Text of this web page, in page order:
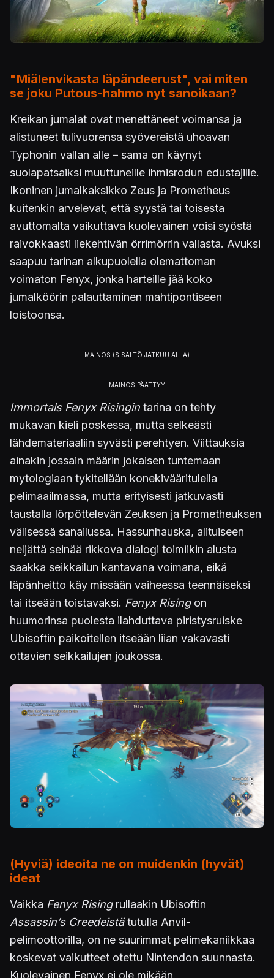
"Miälenvikasta läpändeerust", vai miten
se joku Putous-hahmo nyt sanoikaan?
Kreikan jumalat ovat menettäneet voimansa ja
alistuneet tulivuorensa syövereistä uhoavan
Typhonin vallan alle – sama on käynyt
suolapatsaiksi muuttuneille ihmisrodun edustajille.
Ikoninen jumalkaksikko Zeus ja Prometheus
kuitenkin arvelevat, että syystä tai toisesta
avuttomalta vaikuttava kuolevainen voisi syöstä
raivokkaasti liekehtivän örrimörrin vallasta. Avuksi
saapuu tarinan alkupuolella olemattoman
voimaton Fenyx, jonka harteille jää koko
jumalköörin palauttaminen mahtipontiseen
loistoonsa.
Immortals Fenyx Risingin tarina on tehty
mukavan kieli poskessa, mutta selkeästi
lähdemateriaaliin syvästi perehtyen. Viittauksia
ainakin jossain määrin jokaisen tuntemaan
mytologiaan tykitellään konekivääritulella
pelimaailmassa, mutta erityisesti jatkuvasti
taustalla lörpöttelevän Zeuksen ja Prometheuksen
välisessä sanailussa. Hassunhauska, alituiseen
neljättä seinää rikkova dialogi toimiikin alusta
saakka seikkailun kantavana voimana, eikä
läpänheitto käy missään vaiheessa teennäiseksi
tai itseään toistavaksi. Fenyx Rising on
huumorinsa puolesta ilahduttava piristysruiske
Ubisoftin paikoitellen itseään liian vakavasti
ottavien seikkailujen joukossa.
(Hyviä) ideoita ne on muidenkin (hyvät)
ideat
Vaikka Fenyx Risingrullaakin Ubisoftin
Assassin’s Creedeistätutulla Anvil-
pelimoottorilla, on ne suurimmat pelimekaniikkaa
koskevat vaikutteet otettu Nintendon suunnasta.
Kuolevainen Fenyx ei ole mikään